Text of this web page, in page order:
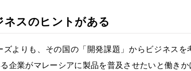
ネスのヒントがある
よりも、その国の「開発課題」からビジネス
企業がマレーシアに製品を普及させたいと働き